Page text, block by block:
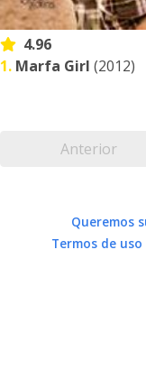
4.96
1. Marfa Girl (2012)
Anterior
Queremos
Termos de uso